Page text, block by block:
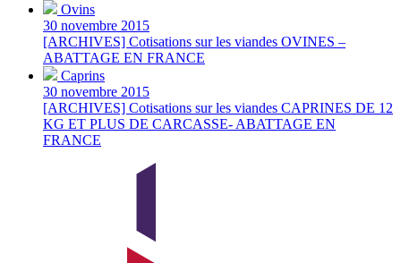
Ovins
30 novembre 2015
[ARCHIVES] Cotisations sur les viandes OVINES –
ABATTAGE EN FRANCE
Caprins
30 novembre 2015
[ARCHIVES] Cotisations sur les viandes CAPRINES DE 12
KG ET PLUS DE CARCASSE- ABATTAGE EN
FRANCE